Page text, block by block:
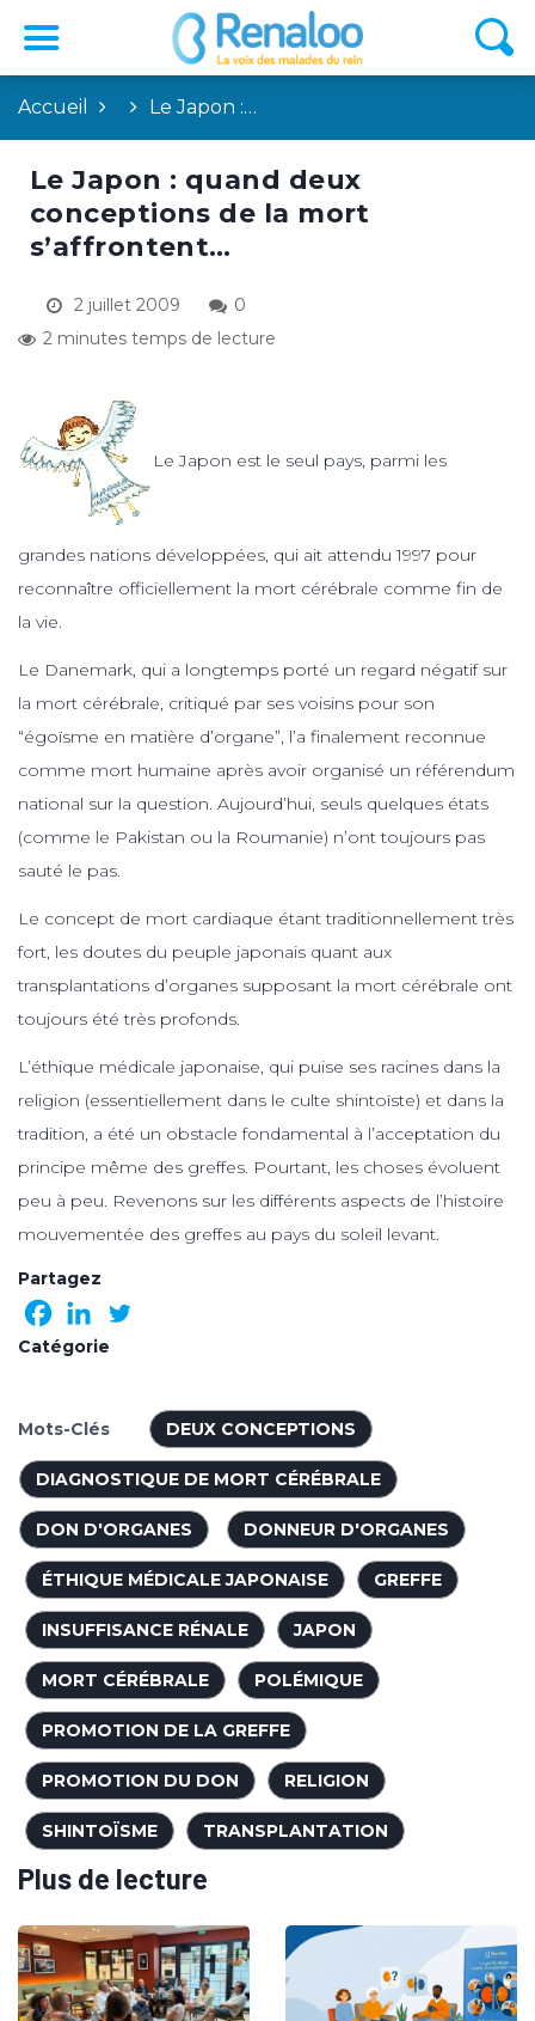
Accueil Le Japon :…
Le Japon : quand deux
conceptions de la mort
s’affrontent…
2 juillet 2009
0
2 minutes temps de lecture
Le Japon est le seul pays, parmi les
grandes nations développées, qui ait attendu 1997 pour
reconnaître officiellement la mort cérébrale comme fin de
la vie.
Le Danemark, qui a longtemps porté un regard négatif sur
la mort cérébrale, critiqué par ses voisins pour son
“égoïsme en matière d’organe”, l’a finalement reconnue
comme mort humaine après avoir organisé un référendum
national sur la question. Aujourd’hui, seuls quelques états
(comme le Pakistan ou la Roumanie) n’ont toujours pas
sauté le pas.
Le concept de mort cardiaque étant traditionnellement très
fort, les doutes du peuple japonais quant aux
transplantations d’organes supposant la mort cérébrale ont
toujours été très profonds.
L’éthique médicale japonaise, qui puise ses racines dans la
religion (essentiellement dans le culte shintoïste) et dans la
tradition, a été un obstacle fondamental à l’acceptation du
principe même des greffes. Pourtant, les choses évoluent
peu à peu. Revenons sur les différents aspects de l’histoire
mouvementée des greffes au pays du soleil levant.
Partagez
Catégorie
Mots-Clés DEUX CONCEPTIONS
DIAGNOSTIQUE DE MORT CÉRÉBRALE
DON D'ORGANES DONNEUR D'ORGANES
ÉTHIQUE MÉDICALE JAPONAISE GREFFE
INSUFFISANCE RÉNALE JAPON
MORT CÉRÉBRALE POLÉMIQUE
PROMOTION DE LA GREFFE
PROMOTION DU DON RELIGION
SHINTOÏSME TRANSPLANTATION
Plus de lecture